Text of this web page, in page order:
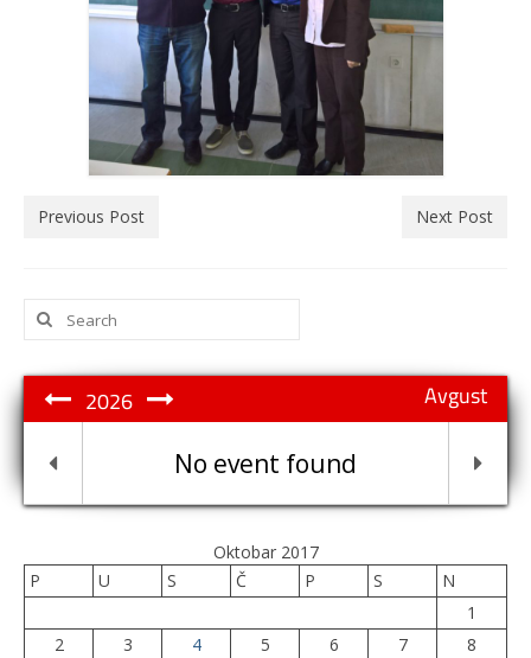
Previous Post Next Post
Search
for:
Avgust
2026
No event found
Oktobar 2017
P
U S Č P S
N
1
2
3 4 5 6 7
8